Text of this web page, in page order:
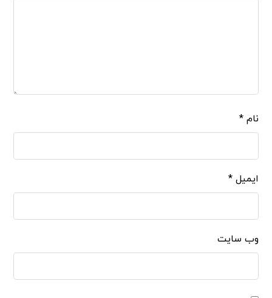
نام*
ایمیل*
وب‌ سایت